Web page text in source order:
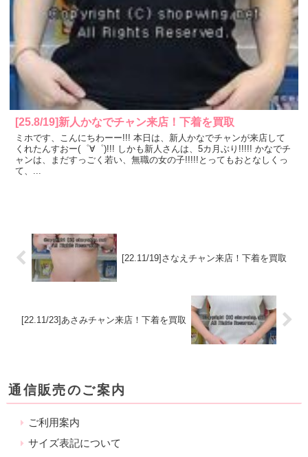
[25.8/19]新人かなでチャン来店！下着を買取
ミホです、こんにちわーー!!! 本日は、新人かなでチャンが来店して
くれたんすおー(゜∀゜)!!! しかも新人さんは、5カ月ぶり!!!!! かなでチ
ャンは、まだすっごく若い、無職の女の子!!!!!とってもおとなしくっ
て、...
[22.11/19]さなえチャン来店！下着を買取
[22.11/23]あさみチャン来店！下着を買取
通信販売のご案内
ご利用案内
サイズ表記について